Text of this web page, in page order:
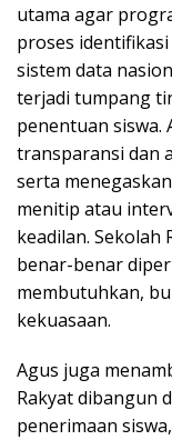
utama agar
proses
sistem data
terjadi tumpang
penentuan siswa.
transparansi dan
serta
menitip atau
keadilan. Sekolah
benar-benar
membutuhkan,
kekuasaan.
Agus juga
Rakyat dibangun
penerimaan